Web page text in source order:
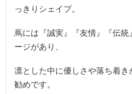
っきりシェイプ。
蔦には『誠実』『友情』『伝統
ージがあり、
凛とした中に優しさや落ち着き
勧めです。